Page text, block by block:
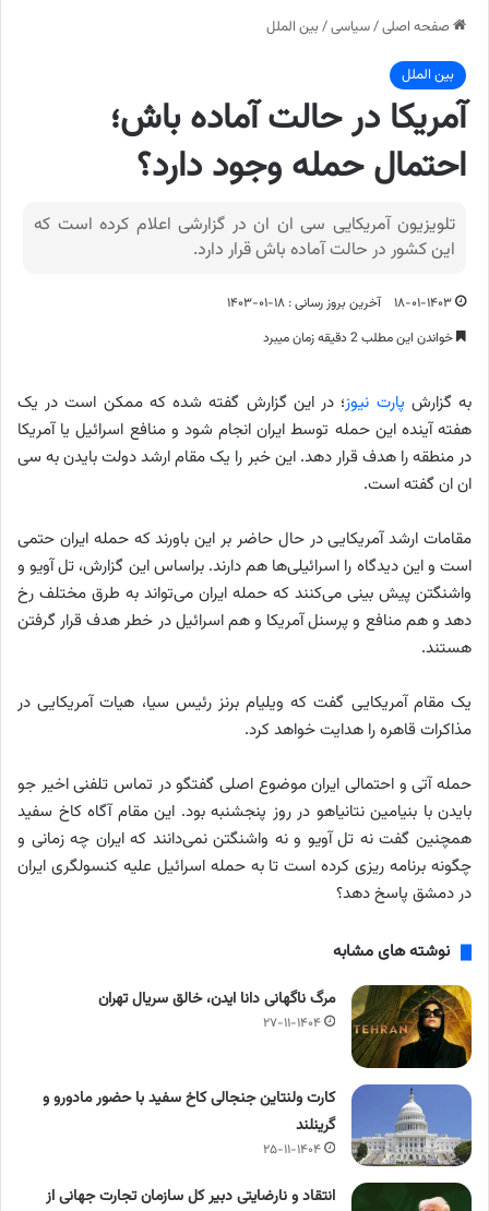
صفحه اصلی/سیاسی/بین الملل
بین الملل
آمریکا در حالت آماده باش؛
احتمال حمله وجود دارد؟
تلویزیون آمریکایی سی ان ان در گزارشی اعلام کرده است که
این کشور در حالت آماده باش قرار دارد.
۱۸-۰۱-۱۴۰۳
آخرین بروز رسانی : ۱۸-۰۱-۱۴۰۳
خواندن این مطلب 2 دقیقه زمان میبرد
به گزارش پارت نیوز؛ در این گزارش گفته شده که ممکن است در یک
هفته آینده این حمله توسط ایران انجام شود و منافع اسرائیل یا آمریکا
در منطقه را هدف قرار دهد. این خبر را یک مقام ارشد دولت بایدن به سی
ان ان گفته است.
مقامات ارشد آمریکایی در حال حاضر بر این باورند که حمله ایران حتمی
است و این دیدگاه را اسرائیلی‌ها هم دارند. براساس این گزارش، تل آویو و
واشنگتن پیش بینی می‌کنند که حمله ایران می‌تواند به طرق مختلف رخ
دهد و هم منافع و پرسنل آمریکا و هم اسرائیل در خطر هدف قرار گرفتن
هستند.
یک مقام آمریکایی گفت که ویلیام برنز رئیس سیا، هیات آمریکایی در
مذاکرات قاهره را هدایت خواهد کرد.
حمله آتی و احتمالی ایران موضوع اصلی گفتگو در تماس تلفنی اخیر جو
بایدن با بنیامین نتانیاهو در روز پنجشنبه بود. این مقام آگاه کاخ سفید
همچنین گفت نه تل آویو و نه واشنگتن نمی‌دانند که ایران چه زمانی و
چگونه برنامه ریزی کرده است تا به حمله اسرائیل علیه کنسولگری ایران
در دمشق پاسخ دهد؟
نوشته های مشابه
مرگ ناگهانی دانا ایدن، خالق سریال تهران
۲۷-۱۱-۱۴۰۴
کارت ولنتاین جنجالی کاخ سفید با حضور مادورو و
گرینلند
۲۵-۱۱-۱۴۰۴
انتقاد و نارضایتی دبیر کل سازمان تجارت جهانی از